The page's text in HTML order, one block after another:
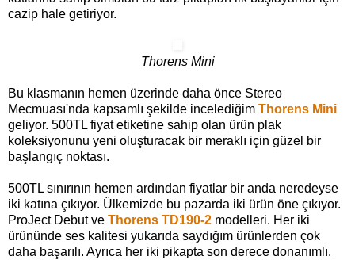
cazip hale getiriyor.
Thorens Mini
Bu klasmanın hemen üzerinde daha önce Stereo
Mecmuası'nda kapsamlı şekilde incelediğim Thorens Mini
geliyor. 500TL fiyat etiketine sahip olan ürün plak
koleksiyonunu yeni oluşturacak bir meraklı için güzel bir
başlangıç noktası.
500TL sınırının hemen ardından fiyatlar bir anda neredeyse
iki katına çıkıyor. Ülkemizde bu pazarda iki ürün öne çıkıyor.
ProJect Debut ve Thorens TD190-2 modelleri. Her iki
ürününde ses kalitesi yukarıda saydığım ürünlerden çok
daha başarılı. Ayrıca her iki pikapta son derece donanımlı.